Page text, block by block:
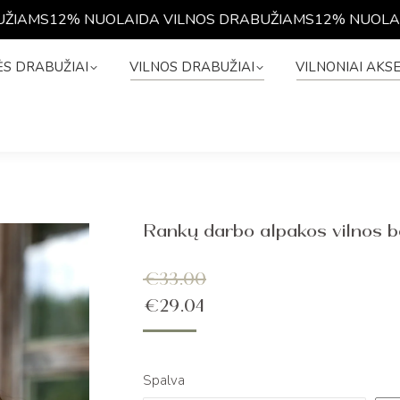
12% NUOLAIDA VILNOS DRABUŽIAMS12%
DRABUŽIAI VILNOS DRABUŽIAI VILNONIAI
Rankų darbo alpakos vilnos
€33.00
€29.04
Spalva
DRABUŽIAI VILNOS DRABUŽIAI VILNONIAI